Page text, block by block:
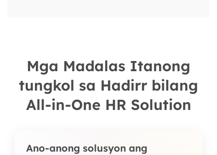
Mga Madalas Itanong
tungkol sa Hadirr bilang
All-in-One HR Solution
Ano-anong solusyon ang